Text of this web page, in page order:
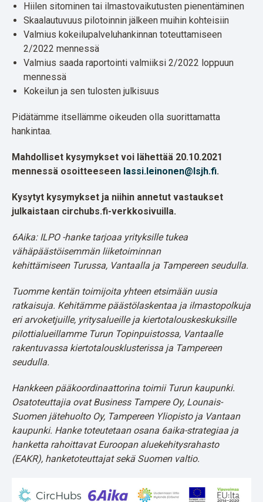
Hiilen sitominen tai ilmastovaikutusten pienentäminen
Skaalautuvuus pilotoinnin jälkeen muihin kohteisiin
Valmius kokeilupalveluhankinnan toteuttamiseen
2/2022 mennessä
Valmius saada raportointi valmiiksi 2/2022 loppuun
mennessä
Kokeilun ja sen tulosten julkisuus
Pidätämme itsellämme oikeuden olla suorittamatta
hankintaa.
Mahdolliset kysymykset voi lähettää 20.10.2021
mennessä osoitteeseen lassi.leinonen@lsjh.fi.
Kysytyt kysymykset ja niihin annetut vastaukset
julkaistaan circhubs.fi-verkkosivuilla.
6Aika: ILPO -hanke tarjoaa yrityksille tukea
vähäpäästöisemmän liiketoiminnan
kehittämiseen Turussa, Vantaalla ja Tampereen seudulla. ​
Tuomme kentän toimijoita yhteen etsimään uusia
ratkaisuja. Kehitämme päästölaskentaa ja ilmastopolkuja
eri arvoketjuille, yritysalueille ja kiertotalouskeskuksille
pilottialueillamme Turun Topinpuistossa, Vantaalle
rakentuvassa kiertotalousklusterissa ja Tampereen
seudulla.
Hankkeen pääkoordinaattorina toimii Turun kaupunki.
Osatoteuttajia ovat Business Tampere Oy, Lounais-
Suomen jätehuolto Oy, Tampereen Yliopisto ja Vantaan
kaupunki. Hanke toteutetaan osana 6aika-strategiaa ja
hanketta rahoittavat Euroopan aluekehitysrahasto
(EAKR), hanketoteuttajat sekä Suomen valtio.